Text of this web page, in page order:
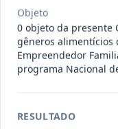
Situação: Concluído
de
Objeto
0 objeto da presente
gêneros alimentícios
Empreendedor
programa Nacional
RESULTADO